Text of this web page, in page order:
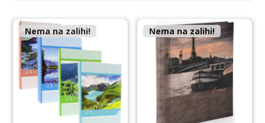
Nema na zalihi! Nema na zalihi!